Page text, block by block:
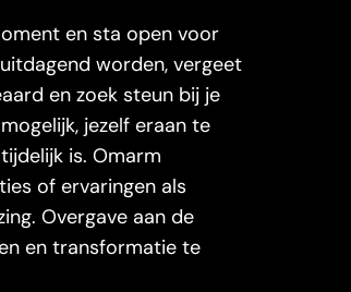
en sta open voor
worden, vergeet
en zoek steun bij je
jezelf eraan te
is. Omarm
of ervaringen als
Overgave aan de
en transformatie te